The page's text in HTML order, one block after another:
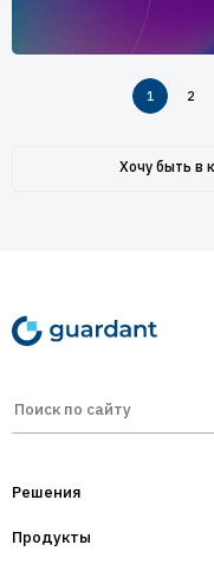
1 2
Хочу быть в
Решения
Лицензирование и защита ПО
Продукты